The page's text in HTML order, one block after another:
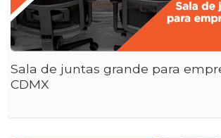
Sala de juntas grande para
CDMX